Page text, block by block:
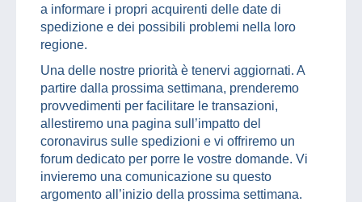
a informare i propri acquirenti delle date di
spedizione e dei possibili problemi nella loro
regione.
Una delle nostre priorità è tenervi aggiornati. A
partire dalla prossima settimana, prenderemo
provvedimenti per facilitare le transazioni,
allestiremo una pagina sull’impatto del
coronavirus sulle spedizioni e vi offriremo un
forum dedicato per porre le vostre domande. Vi
invieremo una comunicazione su questo
argomento all’inizio della prossima settimana.